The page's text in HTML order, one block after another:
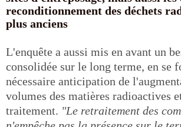
reconditionnement des déchets
plus anciens
L'enquête a aussi mis en avant un
consolidée sur le long terme, en se
nécessaire anticipation de
volumes des matières radioactives
traitement. "Le retraitement des